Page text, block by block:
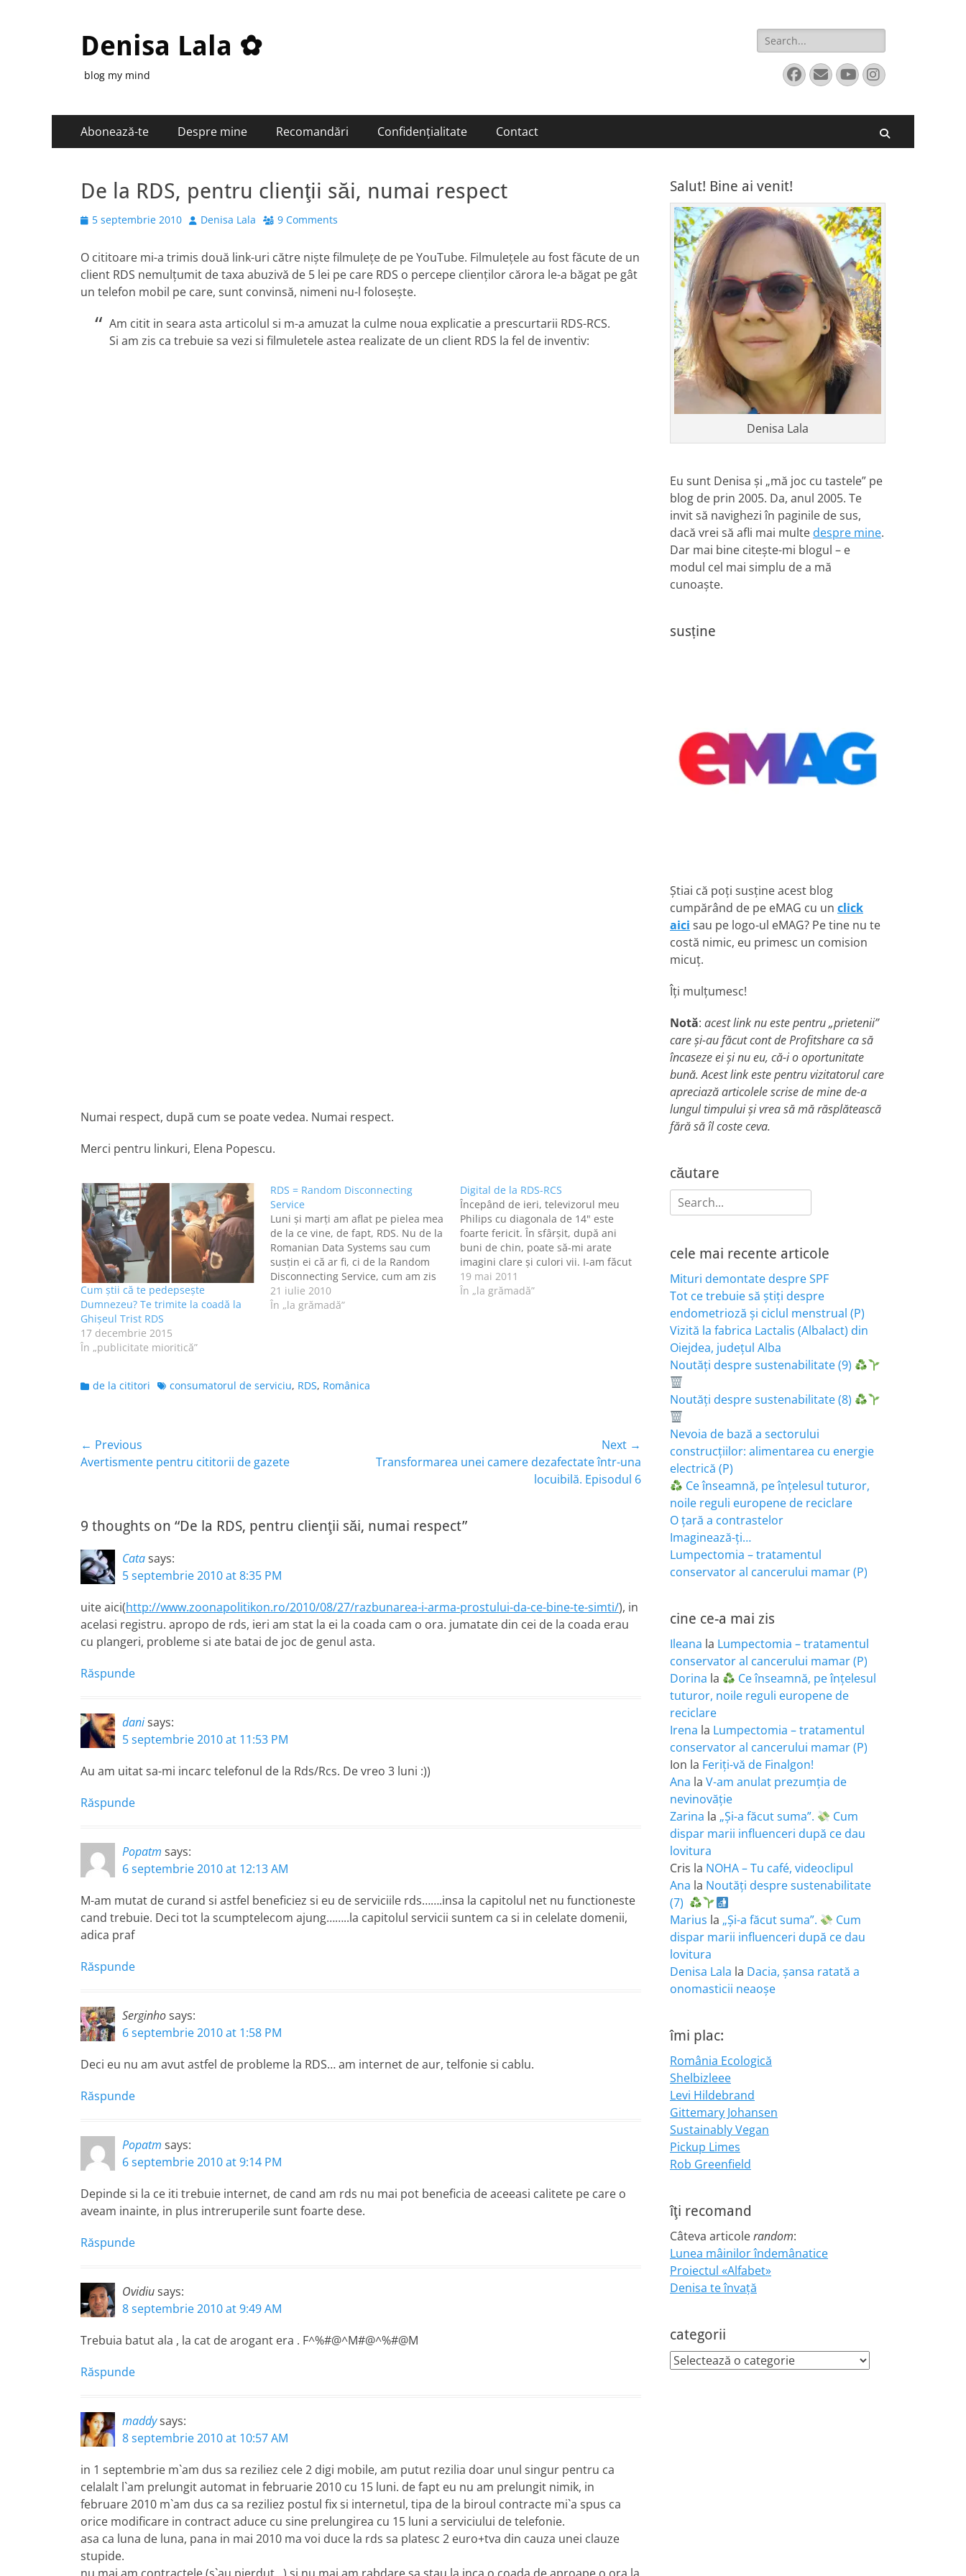
Denisa Lala ✿
blog my mind
Search
for:
Facebook
EmailYouTube
Instagram
Primary
Menu
Abonează-te Despre mine Recomandări Confidențialitate Contact
De la RDS, pentru clienţii săi, numai respect
Posted
5 septembrie 2010 Author
Denisa Lala 9 Comments
O cititoare mi-a trimis două link-uri către nişte filmuleţe de pe YouTube. Filmuleţele au fost făcute de un
client RDS nemulţumit de taxa abuzivă de 5 lei pe care RDS o percepe clienţilor cărora le-a băgat pe gât
un telefon mobil pe care, sunt convinsă, nimeni nu-l foloseşte.
Am citit in seara asta articolul si m-a amuzat la culme noua explicatie a prescurtarii RDS-RCS.
Si am zis ca trebuie sa vezi si filmuletele astea realizate de un client RDS la fel de inventiv:
Numai respect, după cum se poate vedea. Numai respect.
Merci pentru linkuri, Elena Popescu.
Cum știi că te pedepsește
Dumnezeu? Te trimite la coadă la
Ghișeul Trist RDS
17 decembrie 2015
În „publicitate mioritică”
RDS = Random Disconnecting
Service
Luni și marți am aflat pe pielea mea
de la ce vine, de fapt, RDS. Nu de la
Romanian Data Systems sau cum
susțin ei că ar fi, ci de la Random
Disconnecting Service, cum am zis
și în titlu. Datele problemei: o firmă
își schimbă punctul de lucru, de…
21 iulie 2010
În „la grămadă”
Digital de la RDS-RCS
Începând de ieri, televizorul meu
Philips cu diagonala de 14" este
foarte fericit. În sfârşit, după ani
buni de chin, poate să-mi arate
imagini clare şi culori vii. I-am făcut
rost de un decodor digital Humax,
pe care l-am primit gratuit pentru
19 mai 2011
În „la grămadă”
Categories
de la cititori Tagsconsumatorul de serviciu, RDS, Românica
Navigare
în
← Previous
Previous
Avertismente pentru cititorii de gazete
Next →
NextTransformarea unei camere dezafectate într-una
locuibilă. Episodul 6
9 thoughts on “De la RDS, pentru clienţii săi, numai respect”
Catasays:
5 septembrie 2010 at 8:35 PM
uite aici(http://www.zoonapolitikon.ro/2010/08/27/razbunarea-i-arma-prostului-da-ce-bine-te-simti/), in
acelasi registru. apropo de rds, ieri am stat la ei la coada cam o ora. jumatate din cei de la coada erau
cu plangeri, probleme si ate batai de joc de genul asta.
Răspunde
danisays:
5 septembrie 2010 at 11:53 PM
Au am uitat sa-mi incarc telefonul de la Rds/Rcs. De vreo 3 luni :))
Răspunde
Popatm says:
6 septembrie 2010 at 12:13 AM
M-am mutat de curand si astfel beneficiez si eu de serviciile rds…….insa la capitolul net nu functioneste
cand trebuie. Deci tot la scumptelecom ajung……..la capitolul servicii suntem ca si in celelate domenii,
adica praf
Răspunde
Serginhosays:
6 septembrie 2010 at 1:58 PM
Deci eu nu am avut astfel de probleme la RDS… am internet de aur, telfonie si cablu.
Răspunde
Popatm says:
6 septembrie 2010 at 9:14 PM
Depinde si la ce iti trebuie internet, de cand am rds nu mai pot beneficia de aceeasi calitete pe care o
aveam inainte, in plus intreruperile sunt foarte dese.
Răspunde
Ovidiusays:
8 septembrie 2010 at 9:49 AM
Trebuia batut ala , la cat de arogant era . F^%#@^M#@^%#@M
Răspunde
maddysays:
8 septembrie 2010 at 10:57 AM
in 1 septembrie m`am dus sa reziliez cele 2 digi mobile, am putut rezilia doar unul singur pentru ca
celalalt l`am prelungit automat in februarie 2010 cu 15 luni. de fapt eu nu am prelungit nimik, in
februare 2010 m`am dus ca sa reziliez postul fix si internetul, tipa de la biroul contracte mi`a spus ca
orice modificare in contract aduce cu sine prelungirea cu 15 luni a serviciului de telefonie.
asa ca luna de luna, pana in mai 2010 ma voi duce la rds sa platesc 2 euro+tva din cauza unei clauze
stupide.
Salut! Bine ai venit!
Denisa Lala
Eu sunt Denisa și „mă joc cu tastele” pe
blog de prin 2005. Da, anul 2005. Te
invit să navighezi în paginile de sus,
dacă vrei să afli mai multe despre mine.
Dar mai bine citește-mi blogul – e
modul cel mai simplu de a mă
cunoaște.
susține
Știai că poți susține acest blog
cumpărând de pe eMAG cu un click
aici sau pe logo-ul eMAG? Pe tine nu te
costă nimic, eu primesc un comision
micuț.
Îți mulțumesc!
Notă: acest link nu este pentru „prietenii”
care și-au făcut cont de Profitshare ca să
încaseze ei și nu eu, că-i o oportunitate
bună. Acest link este pentru vizitatorul care
apreciază articolele scrise de mine de-a
lungul timpului și vrea să mă răsplătească
fără să îl coste ceva.
căutare
Search
for:
cele mai recente articole
Mituri demontate despre SPF
Tot ce trebuie să știți despre
endometrioză și ciclul menstrual (P)
Vizită la fabrica Lactalis (Albalact) din
Oiejdea, județul Alba
Noutăți despre sustenabilitate (9)
Noutăți despre sustenabilitate (8)
Nevoia de bază a sectorului
construcțiilor: alimentarea cu energie
electrică (P)
Ce înseamnă, pe înțelesul tuturor,
noile reguli europene de reciclare
O țară a contrastelor
Imaginează-ți…
Lumpectomia – tratamentul
conservator al cancerului mamar (P)
cine ce-a mai zis
Ileana la Lumpectomia – tratamentul
conservator al cancerului mamar (P)
Dorina la
Ce înseamnă, pe înțelesul
tuturor, noile reguli europene de
reciclare
Irena la Lumpectomia – tratamentul
conservator al cancerului mamar (P)
Ion la Feriţi-vă de Finalgon!
Ana la V-am anulat prezumția de
nevinovăție
Zarina la „Și-a făcut suma”.
Cum
dispar marii influenceri după ce dau
lovitura
Cris la NOHA – Tu café, videoclipul
Ana la Noutăți despre sustenabilitate
(7)
Marius la „Și-a făcut suma”.
Cum
dispar marii influenceri după ce dau
lovitura
Denisa Lala la Dacia, șansa ratată a
onomasticii neaoșe
îmi plac:
România Ecologică
Shelbizleee
Levi Hildebrand
Gittemary Johansen
Sustainably Vegan
Pickup Limes
Rob Greenfield
îţi recomand
Câteva articolerandom:
Lunea mâinilor îndemânatice
Proiectul «Alfabet»
Denisa te învaţă
categorii
categorii